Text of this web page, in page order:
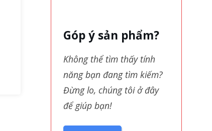
Góp ý sản phẩm?
Không thể tìm thấy tính
năng bạn đang tìm kiếm?
Đừng lo, chúng tôi ở đây
để giúp bạn!